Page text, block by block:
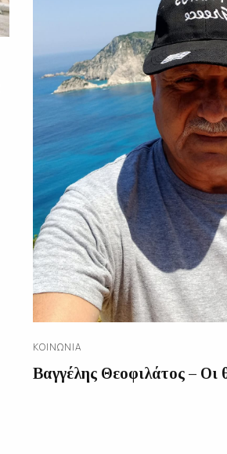
ΚΟΙΝΩΝΊΑ
Βαγγέλης Θεοφιλάτος – Οι